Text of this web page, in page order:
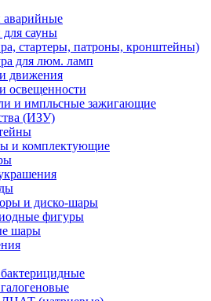
аварийные
сауны
стартеры, патроны, кронштейны)
для люм. ламп
движения
освещенности
и импльсные зажигающие
(ИЗУ)
и комплектующие
и диско-шары
фигуры
шары